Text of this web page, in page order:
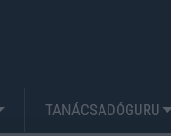
TANÁCSADÓGURU